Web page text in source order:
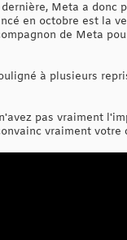
Meta a donc
en octobre est la
de Meta
à plusieurs
pas vraiment
vraiment